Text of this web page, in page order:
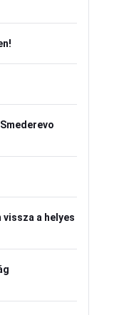
vissza a helyes